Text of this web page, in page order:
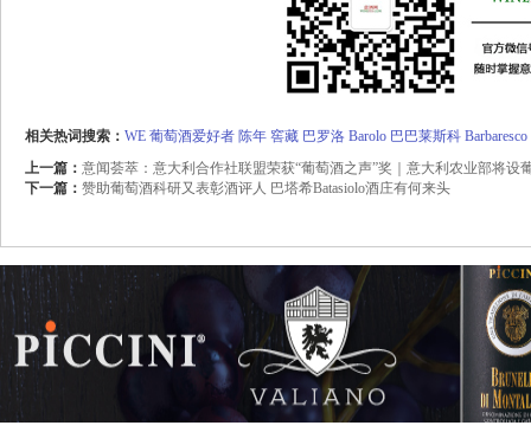
相关热词搜索： WE 葡萄酒爱好者 陈年 窖藏 巴罗洛 Barolo 巴巴莱斯科 Barbaresco
上一篇： 意闻荟萃：意大利合作社联盟荣获“葡萄酒之声”奖｜意大利农业部将
下一篇： 赞助葡萄酒科研又表彰酒评人 巴塔希Batasiolo酒庄有何来头